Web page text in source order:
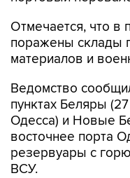
Отмечается, что в
поражены склады
материалов и
Ведомство
пунктах Беляры
Одесса) и Новые
восточнее порта
резервуары с
ВСУ.